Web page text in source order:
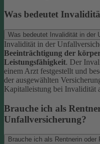
Was bedeutet
Was bedeutet Invalidität in der
Invalidität in der
Beeinträchtigung der
Leistungsfähigkeit. Der
einem Arzt festgestellt und
der ausgewählten
Kapitalleistung bei Invalidität
Brauche ich als
Unfallversicherung?
Brauche ich als Rentnerin